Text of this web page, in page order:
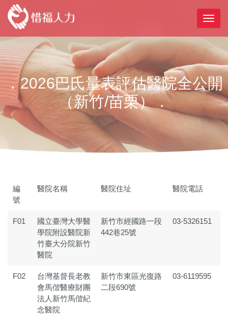
．2026巴氏量表評估醫院全公開
（新竹/苗栗）．
編
號
醫院名稱 醫院住址 醫院電話
F01
國立臺灣大學醫
學院附設醫院新
竹臺大分院新竹
醫院
新竹市經國路一段
442巷25號
03-5326151
F02
台灣基督長老教
會馬偕醫療財團
法人新竹馬偕紀
念醫院
新竹市東區光復路
二段690號
03-6119595